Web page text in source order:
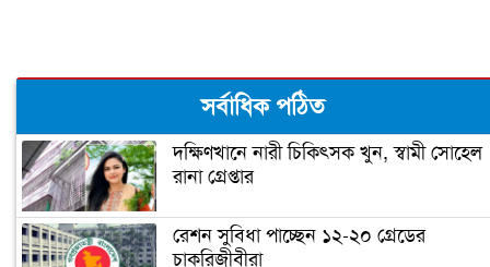
বউ সাজলেন অপু বিশ্বাস
অন্তঃসত্ত্বা আনুশকা, এ কি কাণ্ড ঘটালেন
সর্বাধিক পঠিত
দক্ষিণখানে নারী চিকিৎসক খুন, স্বামী সোহেল
রানা গ্রেপ্তার
রেশন সুবিধা পাচ্ছেন ১২-২০ গ্রেডের
চাকরিজীবীরা